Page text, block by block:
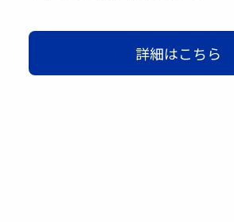
詳細はこちら